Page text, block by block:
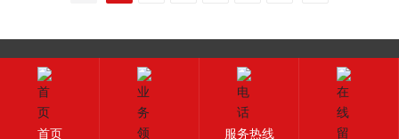
版权所有：吉林证剑律师事务所
吉ICP备2023003683号-1
技术支持：中企动力
SEO标签
首页 服务热线